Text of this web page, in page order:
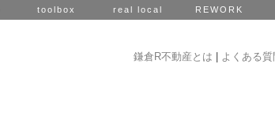
toolbox real local REWORK
鎌倉R不動産とは よくある質